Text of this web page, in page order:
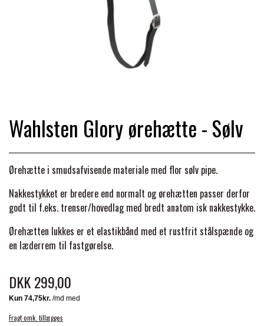
DÆKKENER & TILBEHØR
BANDAGER & BENBESKYTTELSE
TILSKUD & VITAMINER
PONY & SHETTY
TERAPI PRODUKTER
JAKKER & VESTE
SKO & STØVLER
HJELME
SIKKERHEDSVESTE
HANDSKER
STRIGLEKASSER & STALDSKABE
SÅRPLEJE & STALDAPOTEK
SHAMPOO & SHINER
HOVPLEJE
LÆDER & UDSTYRSPLEJE
KLIPPEMASKINER & STØVSUGERE
TRAV & GALOP
SEJRSDÆKKENER
GRIMER & TRÆKTOV
SELER & TILBEHØR
HOVEDLAG & TILBEHØR
GAMSCHER & BANDAGER
TRAVDÆKKEN & TILBEHØR
KRAFFT FODER
PREMIER EQUINE REGN - &
OVERGANGSDÆKKEN
PREMIER EQUINE VINTERDÆKKEN
PREMIER EQUINE STALDDÆKKEN
PREMIER EQUINE LINERS & DÆKKEN
OUTLET
BRANDS
ANIMALINTEX®
CARR & DAY & MARTIN
Wahlsten Glory ørehætte - Sølv
Ørehætte i smudsafvisende materiale med flor sølv pipe.
Nakkestykket er bredere end normalt og ørehætten passer derfor
godt til f.eks. trenser/hovedlag med bredt anatom isk nakkestykke.
Ørehætten lukkes er et elastikbånd med et rustfrit stålspænde og
en læderrem til fastgørelse.
DKK 299,00
Fragt omk. tillægges